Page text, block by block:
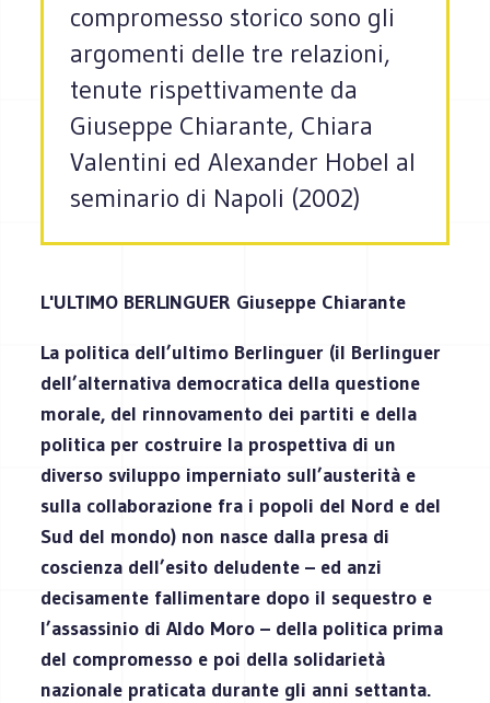
compromesso storico sono gli
argomenti delle tre relazioni,
tenute rispettivamente da
Giuseppe Chiarante, Chiara
Valentini ed Alexander Hobel al
seminario di Napoli (2002)
L'ULTIMO BERLINGUER Giuseppe Chiarante
La politica dell’ultimo Berlinguer (il Berlinguer
dell’alternativa democratica della questione
morale, del rinnovamento dei partiti e della
politica per costruire la prospettiva di un
diverso sviluppo imperniato sull’austerità e
sulla collaborazione fra i popoli del Nord e del
Sud del mondo) non nasce dalla presa di
coscienza dell’esito deludente – ed anzi
decisamente fallimentare dopo il sequestro e
l’assassinio di Aldo Moro – della politica prima
del compromesso e poi della solidarietà
nazionale praticata durante gli anni settanta.